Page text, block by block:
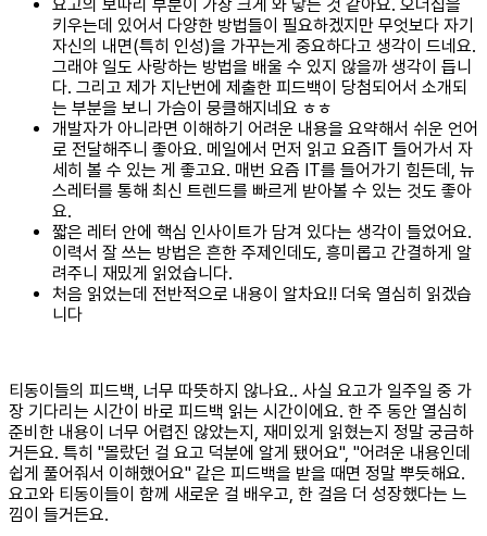
요고의 보따리 부분이 가장 크게 와 닿는 것 같아요. 오너십을
키우는데 있어서 다양한 방법들이 필요하겠지만 무엇보다 자기
자신의 내면(특히 인성)을 가꾸는게 중요하다고 생각이 드네요.
그래야 일도 사랑하는 방법을 배울 수 있지 않을까 생각이 듭니
다. 그리고 제가 지난번에 제출한 피드백이 당첨되어서 소개되
는 부분을 보니 가슴이 뭉클해지네요 ㅎㅎ
개발자가 아니라면 이해하기 어려운 내용을 요약해서 쉬운 언어
로 전달해주니 좋아요. 메일에서 먼저 읽고 요즘IT 들어가서 자
세히 볼 수 있는 게 좋고요. 매번 요즘 IT를 들어가기 힘든데, 뉴
스레터를 통해 최신 트렌드를 빠르게 받아볼 수 있는 것도 좋아
요.
짧은 레터 안에 핵심 인사이트가 담겨 있다는 생각이 들었어요.
이력서 잘 쓰는 방법은 흔한 주제인데도, 흥미롭고 간결하게 알
려주니 재밌게 읽었습니다.
처음 읽었는데 전반적으로 내용이 알차요!! 더욱 열심히 읽겠습
니다
티동이들의 피드백, 너무 따뜻하지 않나요.. 사실 요고가 일주일 중 가
장 기다리는 시간이 바로 피드백 읽는 시간이에요. 한 주 동안 열심히
준비한 내용이 너무 어렵진 않았는지, 재미있게 읽혔는지 정말 궁금하
거든요. 특히 "몰랐던 걸 요고 덕분에 알게 됐어요", "어려운 내용인데
쉽게 풀어줘서 이해했어요" 같은 피드백을 받을 때면 정말 뿌듯해요.
요고와 티동이들이 함께 새로운 걸 배우고, 한 걸음 더 성장했다는 느
낌이 들거든요.